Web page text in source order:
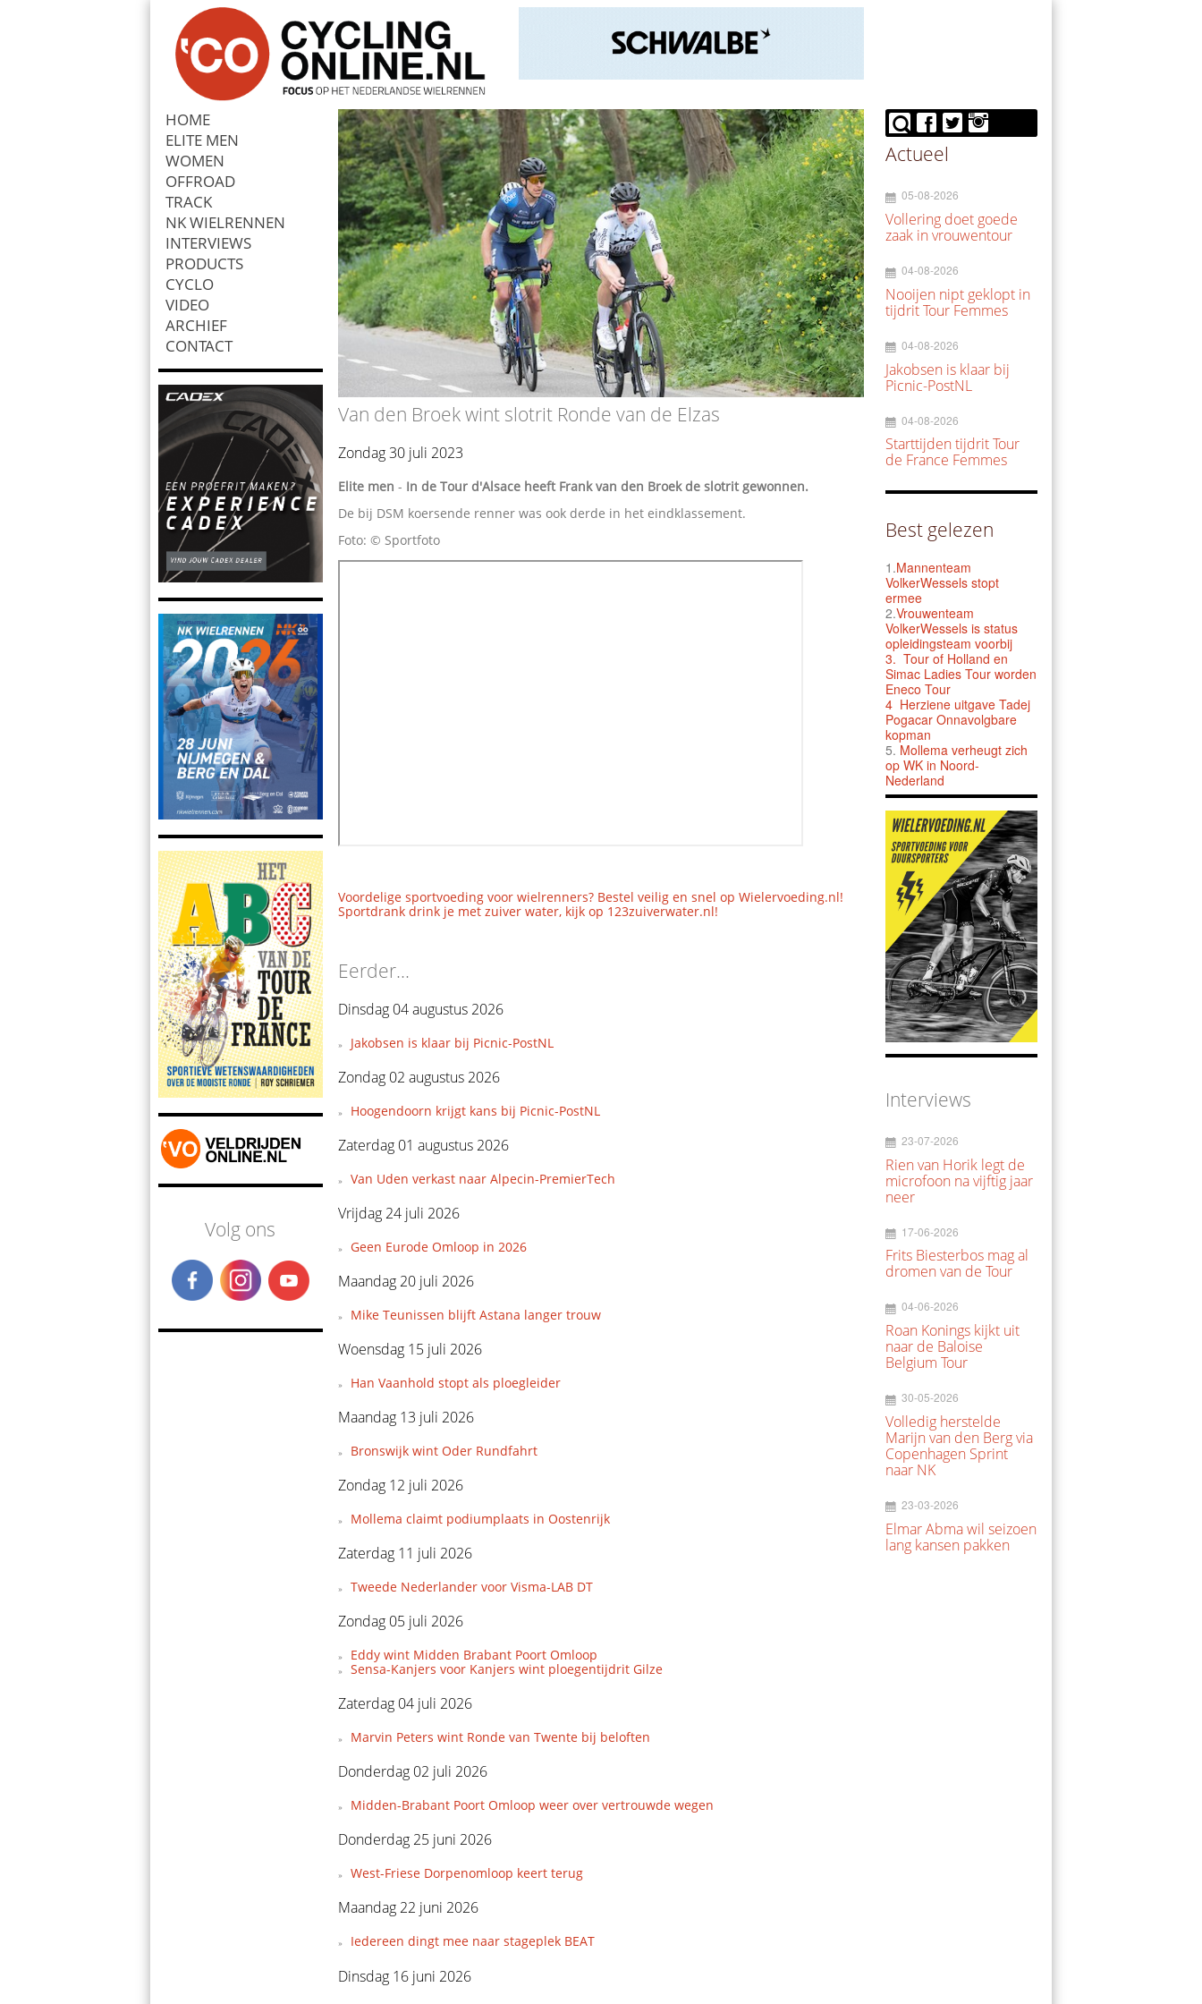
HOME
ELITE MEN
WOMEN
OFFROAD
TRACK
NK WIELRENNEN
INTERVIEWS
PRODUCTS
CYCLO
VIDEO
ARCHIEF
CONTACT
Zoek
Volg ons
Van den Broek wint slotrit Ronde van de Elzas
Zondag 30 juli 2023
Elite men - In de Tour d'Alsace heeft Frank van den Broek de slotrit gewonnen.
De bij DSM koersende renner was ook derde in het eindklassement.
Foto: © Sportfoto
Voordelige sportvoeding voor wielrenners? Bestel veilig en snel op Wielervoeding.nl!
Sportdrank drink je met zuiver water, kijk op 123zuiverwater.nl!
Eerder...
Dinsdag 04 augustus 2026
Jakobsen is klaar bij Picnic-PostNL
Zondag 02 augustus 2026
Hoogendoorn krijgt kans bij Picnic-PostNL
Zaterdag 01 augustus 2026
Van Uden verkast naar Alpecin-PremierTech
Vrijdag 24 juli 2026
Geen Eurode Omloop in 2026
Maandag 20 juli 2026
Mike Teunissen blijft Astana langer trouw
Woensdag 15 juli 2026
Han Vaanhold stopt als ploegleider
Maandag 13 juli 2026
Bronswijk wint Oder Rundfahrt
Zondag 12 juli 2026
Mollema claimt podiumplaats in Oostenrijk
Zaterdag 11 juli 2026
Tweede Nederlander voor Visma-LAB DT
Zondag 05 juli 2026
Eddy wint Midden Brabant Poort Omloop
Sensa-Kanjers voor Kanjers wint ploegentijdrit Gilze
Zaterdag 04 juli 2026
Marvin Peters wint Ronde van Twente bij beloften
Donderdag 02 juli 2026
Midden-Brabant Poort Omloop weer over vertrouwde wegen
Donderdag 25 juni 2026
West-Friese Dorpenomloop keert terug
Maandag 22 juni 2026
Iedereen dingt mee naar stageplek BEAT
Dinsdag 16 juni 2026
Actueel
05-08-2026
Vollering doet goede
zaak in vrouwentour
04-08-2026
Nooijen nipt geklopt in
tijdrit Tour Femmes
04-08-2026
Jakobsen is klaar bij
Picnic-PostNL
04-08-2026
Starttijden tijdrit Tour
de France Femmes
Best gelezen
1.Mannenteam
VolkerWessels stopt
ermee
2.Vrouwenteam
VolkerWessels is status
opleidingsteam voorbij
3. Tour of Holland en
Simac Ladies Tour worden
Eneco Tour
4 Herziene uitgave Tadej
Pogacar Onnavolgbare
kopman
5. Mollema verheugt zich
op WK in Noord-
Nederland
Interviews
23-07-2026
Rien van Horik legt de
microfoon na vijftig jaar
neer
17-06-2026
Frits Biesterbos mag al
dromen van de Tour
04-06-2026
Roan Konings kijkt uit
naar de Baloise
Belgium Tour
30-05-2026
Volledig herstelde
Marijn van den Berg via
Copenhagen Sprint
naar NK
23-03-2026
Elmar Abma wil seizoen
lang kansen pakken